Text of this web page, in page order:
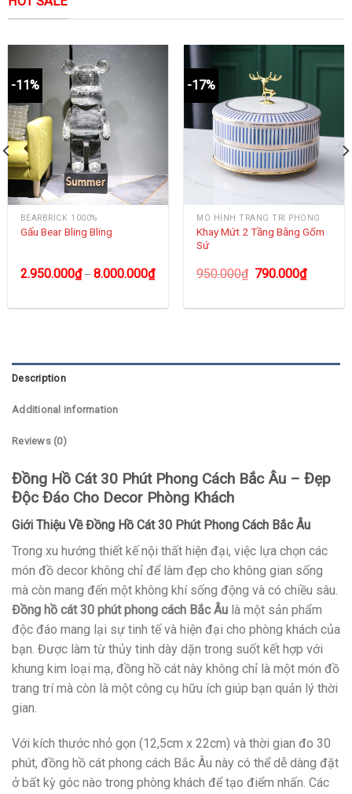
-11%
BEARBRICK 1000%
Gấu Bear Bling Bling
2.950.000₫– 8.000.000₫
-17%
MÔ HÌNH TRANG TRÍ PHÒNG
Khay Mứt 2 Tầng Bằng Gốm
Sứ
950.000₫ 790.000₫
Description
Additional information
Reviews (0)
Đồng Hồ Cát 30 Phút Phong Cách Bắc Âu – Đẹp
Độc Đáo Cho Decor Phòng Khách
Giới Thiệu Về Đồng Hồ Cát 30 Phút Phong Cách Bắc Âu
Trong xu hướng thiết kế nội thất hiện đại, việc lựa chọn các
món đồ decor không chỉ để làm đẹp cho không gian sống
mà còn mang đến một không khí sống động và có chiều sâu.
Đồng hồ cát 30 phút phong cách Bắc Âu là một sản phẩm
độc đáo mang lại sự tinh tế và hiện đại cho phòng khách của
bạn. Được làm từ thủy tinh dày dặn trong suốt kết hợp với
khung kim loại mạ, đồng hồ cát này không chỉ là một món đồ
trang trí mà còn là một công cụ hữu ích giúp bạn quản lý thời
gian.
Với kích thước nhỏ gọn (12,5cm x 22cm) và thời gian đo 30
phút, đồng hồ cát phong cách Bắc Âu này có thể dễ dàng đặt
ở bất kỳ góc nào trong phòng khách để tạo điểm nhấn. Các